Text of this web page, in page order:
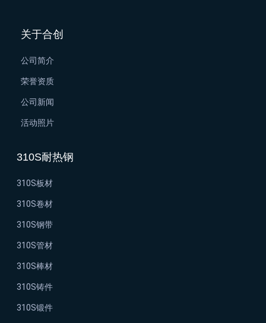
关于合创
公司简介
荣誉资质
公司新闻
活动照片
310S耐热钢
310S板材
310S卷材
310S钢带
310S管材
310S棒材
310S铸件
310S锻件